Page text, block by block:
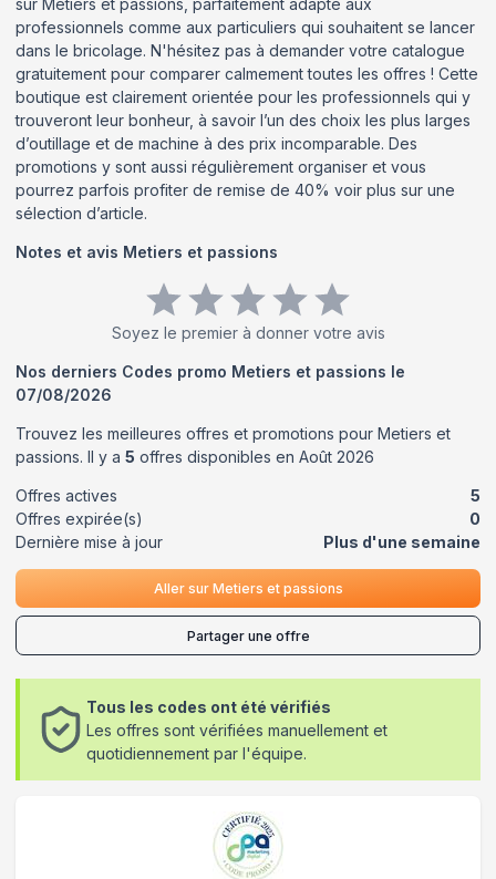
sur Métiers et passions, parfaitement adapté aux
professionnels comme aux particuliers qui souhaitent se lancer
dans le bricolage. N'hésitez pas à demander votre catalogue
gratuitement pour comparer calmement toutes les offres ! Cette
boutique est clairement orientée pour les professionnels qui y
trouveront leur bonheur, à savoir l’un des choix les plus larges
d’outillage et de machine à des prix incomparable. Des
promotions y sont aussi régulièrement organiser et vous
pourrez parfois profiter de remise de 40% voir plus sur une
sélection d’article.
Notes et avis Metiers et passions
Soyez le premier à donner votre avis
Nos derniers Codes promo Metiers et passions le
07/08/2026
Trouvez les meilleures offres et promotions pour Metiers et
passions. Il y a 5 offres disponibles en Août 2026
Offres actives
5
Offres expirée(s)
0
Dernière mise à jour
Plus d'une semaine
Aller sur Metiers et passions
Partager une offre
Tous les codes ont été vérifiés
Les offres sont vérifiées manuellement et
quotidiennement par l'équipe.